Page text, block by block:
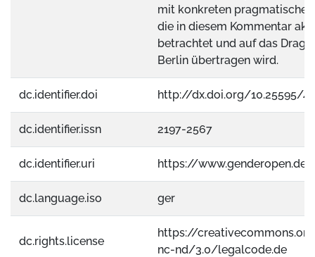
mit konkreten
die in diesem Kommentar
betrachtet und auf das
Berlin übertragen wird.
dc.identifier.doi http://dx.doi.org/10.25595/
dc.identifier.issn 2197-2567
dc.identifier.uri https://
dc.language.iso ger
dc.rights.license
https://
nc-nd/3.0/legalcode.de